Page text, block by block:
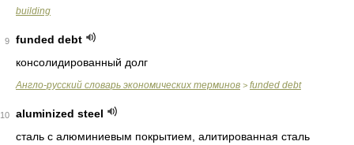
building
9
funded debt
консолидированный долг
Англо-русский словарь экономических терминов > funded debt
10
aluminized steel
сталь с алюминиевым покрытием, алитированная сталь